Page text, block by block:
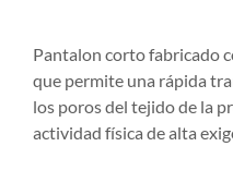
Pantalon corto fabricado
que permite una rápida
los poros del tejido de la
actividad física de alta